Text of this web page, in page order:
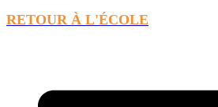
RETOUR À L'ÉCOLE